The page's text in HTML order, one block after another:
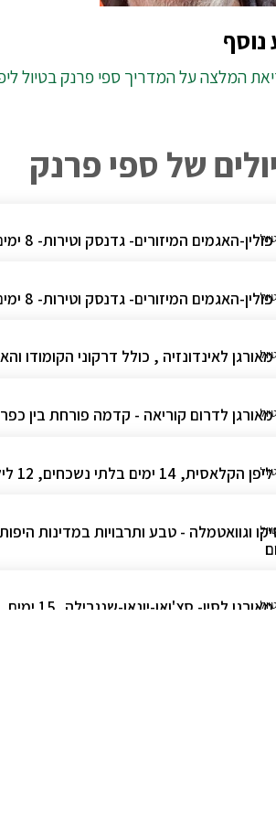
נוסף
המלצה על המדריך ספי פרנק בטיול
של ספי פרנק
האגמים המיזורים- גדנסק וטירות- 8 ימים
האגמים המיזורים- גדנסק וטירות- 8 ימים
לאינדונזיה , כולל דרקוני הקומודו והאי
לדרום קוריאה - קדמה פורחת בין כפרים, 11
14 ימים בלתי נשכחים, 12 לילות
וגוואטמלה - טבע ותרבויות במדינות
לסין- סצ'ואן-יונאן-שנגרילה, 15 ימים